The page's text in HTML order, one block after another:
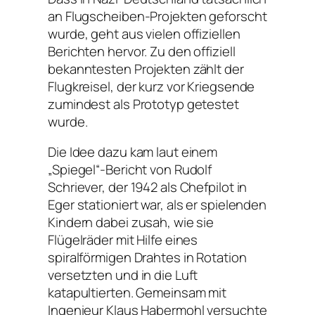
an Flugscheiben-Projekten geforscht
wurde, geht aus vielen offiziellen
Berichten hervor. Zu den offiziell
bekanntesten Projekten zählt der
Flugkreisel, der kurz vor Kriegsende
zumindest als Prototyp getestet
wurde.
Die Idee dazu kam laut einem
„Spiegel“-Bericht von Rudolf
Schriever, der 1942 als Chefpilot in
Eger stationiert war, als er spielenden
Kindern dabei zusah, wie sie
Flügelräder mit Hilfe eines
spiralförmigen Drahtes in Rotation
versetzten und in die Luft
katapultierten. Gemeinsam mit
Ingenieur Klaus Habermohl versuchte